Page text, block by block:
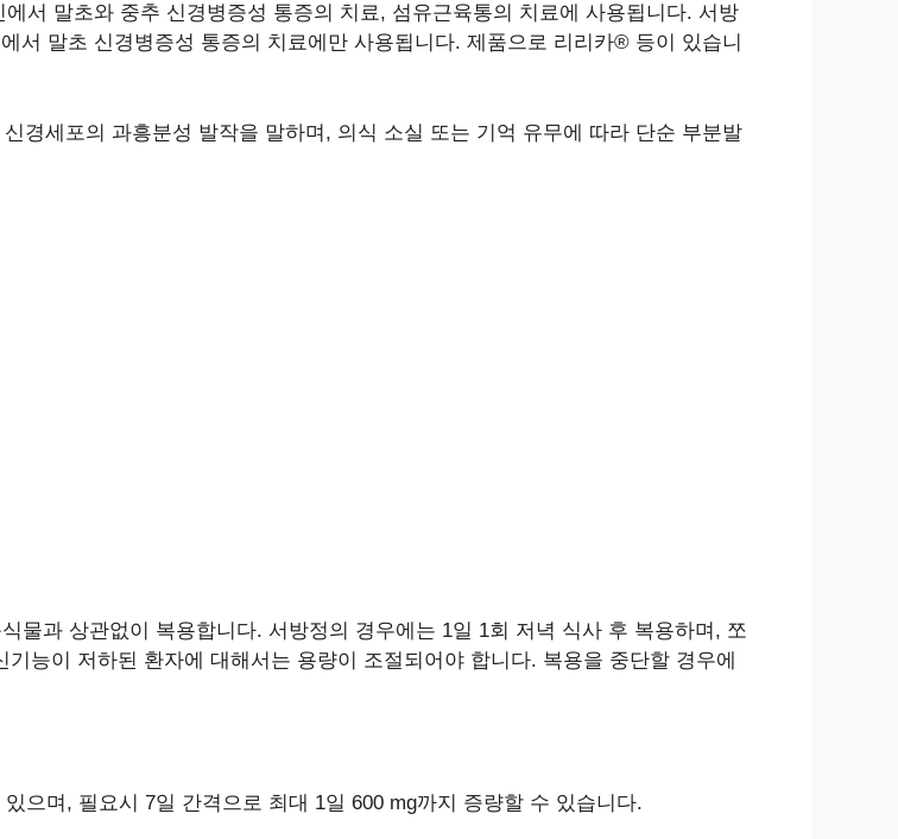
서 말초와 중추 신경병증성 통증의 치료, 섬유근육통의 치료에 사용됩니다. 서방
서 말초 신경병증성 통증의 치료에만 사용됩니다. 제품으로 리리카® 등이 있습니
경세포의 과흥분성 발작을 말하며, 의식 소실 또는 기억 유무에 따라 단순 부분발
물과 상관없이 복용합니다. 서방정의 경우에는 1일 1회 저녁 식사 후 복용하며, 쪼
능이 저하된 환자에 대해서는 용량이 조절되어야 합니다. 복용을 중단할 경우에
으며, 필요시 7일 간격으로 최대 1일 600 mg까지 증량할 수 있습니다.